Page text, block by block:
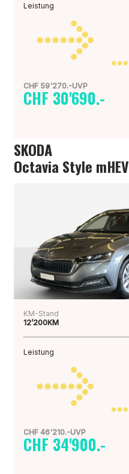
Leistung
CHF 59'270.-UVP
CHF 30'690.-
SKODA
Octavia Style mHEV
KM-Stand
12’200KM
Leistung
CHF 46'210.-UVP
CHF 34'900.-